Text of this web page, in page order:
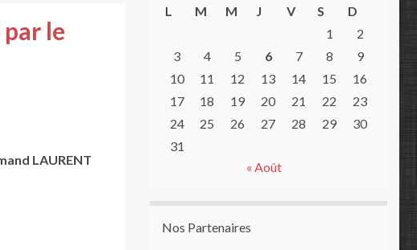
le
LAURENT
L
M M J V S
D
1
2
3
4 5 6 7 8
9
10
11 12 13 14 15
16
17
18 19 20 21 22
23
24
25 26 27 28 29
30
31
« Août
Nos Partenaires